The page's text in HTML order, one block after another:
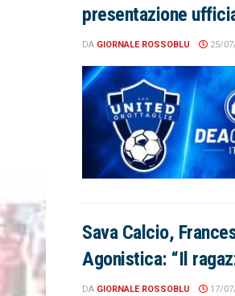
presentazione
DA GIORNALE ROSSOBLU 25/
Sava Calcio,
Agonistica: “Il
DA GIORNALE ROSSOBLU 17/